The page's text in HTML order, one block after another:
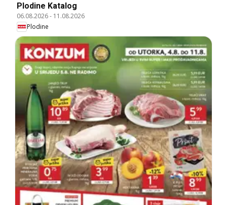
Plodine Katalog
06.08.2026- 11.08.2026
Plodine